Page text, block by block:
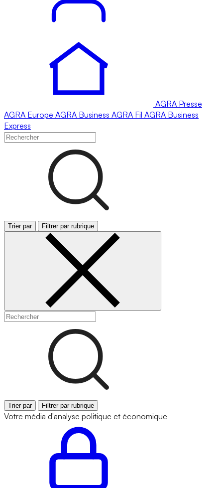
AGRA Presse
AGRA Europe AGRA Business AGRA Fil AGRA Business
Express
Trier par Filtrer par rubrique
Trier par Filtrer par rubrique
Votre média d'analyse politique et économique